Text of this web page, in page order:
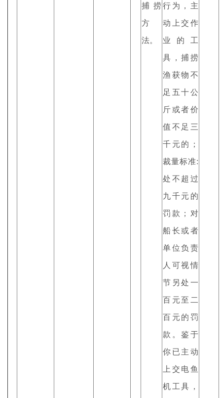
捕捞
方
法。
行为，主
动上交作
业的工
具，捕捞
渔获物不
足五十公
斤或者价
值不足三
千元的；
裁量标准:
处不超过
九千元的
罚款；对
船长或者
单位负责
人可视情
节另处一
百元至二
百元的罚
款。鉴于
你已主动
上交电鱼
机工具，